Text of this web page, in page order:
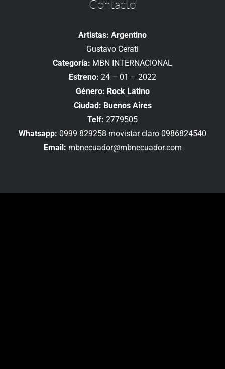
Contacto
Artistas: Argentino
Gustavo Cerati
Categoría: MBN INTERNACIONAL
Estreno: 24 – 01 – 2022
Género: Rock Latino
Ciudad: Buenos Aires
Telf: 2779505
Whatsapp: 0999 829258 movistar claro 0986824540
Email: mbnecuador@mbnecuador.com